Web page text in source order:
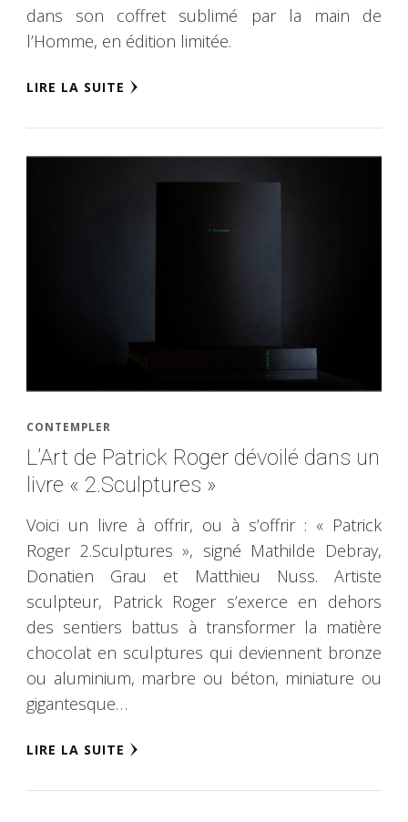
dans son coffret sublimé par la main de
l’Homme, en édition limitée.
LIRE LA SUITE
CONTEMPLER
L’Art de Patrick Roger dévoilé dans un
livre « 2.Sculptures »
Voici un livre à offrir, ou à s’offrir : « Patrick
Roger 2.Sculptures », signé Mathilde Debray,
Donatien Grau et Matthieu Nuss. Artiste
sculpteur, Patrick Roger s’exerce en dehors
des sentiers battus à transformer la matière
chocolat en sculptures qui deviennent bronze
ou aluminium, marbre ou béton, miniature ou
gigantesque…
LIRE LA SUITE